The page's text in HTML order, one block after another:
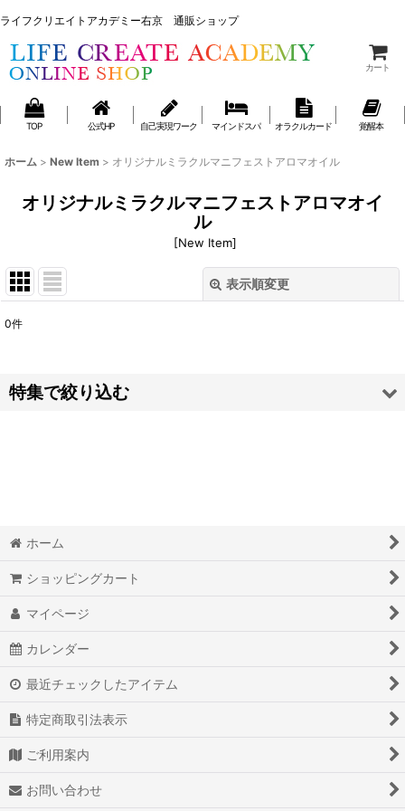
ライフクリエイトアカデミー右京 通販ショップ
カート
TOP 公式HP 自己実現ワーク マインドスパ オラクルカード 覚醒本
ホーム > New Item > オリジナルミラクルマニフェストアロマオイル
オリジナルミラクルマニフェストアロマオイ
ル
[New Item]
表示順変更
並び順:
0件
特集で絞り込む
オリジナルミラクルマニフェストアロマオイル
オリジナルパワーストーンスマホカバー
魔法のペン
野洲産精麻オリジナル商品
ホーム
ショッピングカート
マイページ
カレンダー
最近チェックしたアイテム
特定商取引法表示
ご利用案内
お問い合わせ